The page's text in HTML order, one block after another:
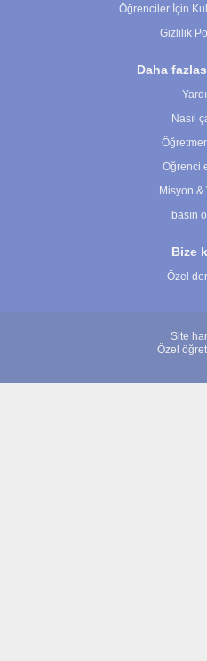
Öğrenciler İçin
Gizlilik
Daha
Nasıl
Öğrenci
Misyon &
basın
Bize
Özel
Site
Özel